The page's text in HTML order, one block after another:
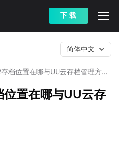
下 载
档位置在哪与UU云存档管理方
简体中文
置在哪与UU云存